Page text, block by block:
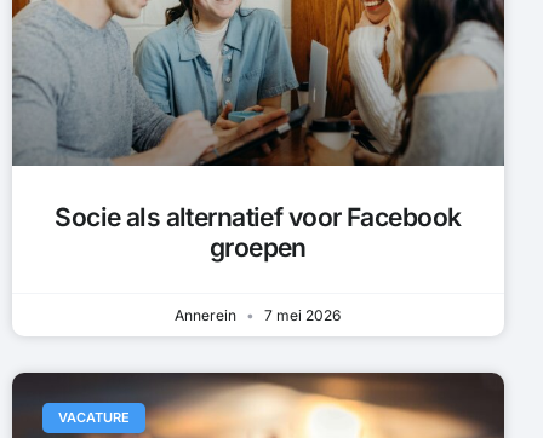
Socie als alternatief voor Facebook
groepen
Annerein 7 mei 2026
VACATURE